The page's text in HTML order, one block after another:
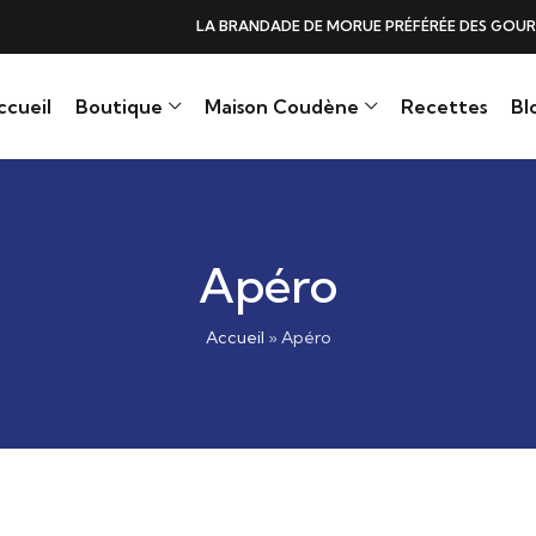
DE MORUE PRÉFÉRÉE DES GOURMANDS, N°1 DANS LES CŒURS ET
Boutique Maison Coudène Recettes
Apéro
Accueil » Apéro